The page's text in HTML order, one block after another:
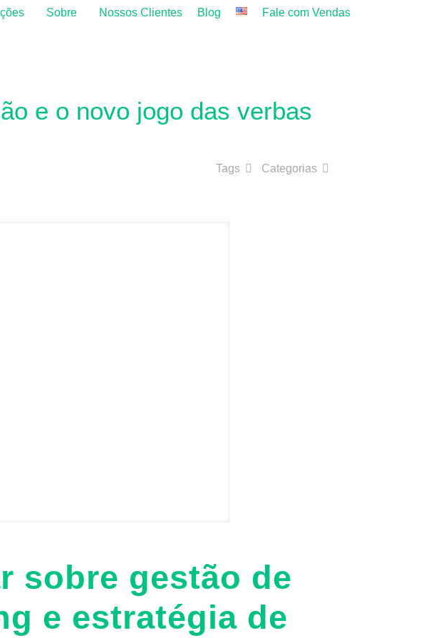
Sobre Nossos Clientes Blog Fale com Vendas
e o novo jogo das verbas
Categorias
Tags
sobre gestão de
e estratégia de